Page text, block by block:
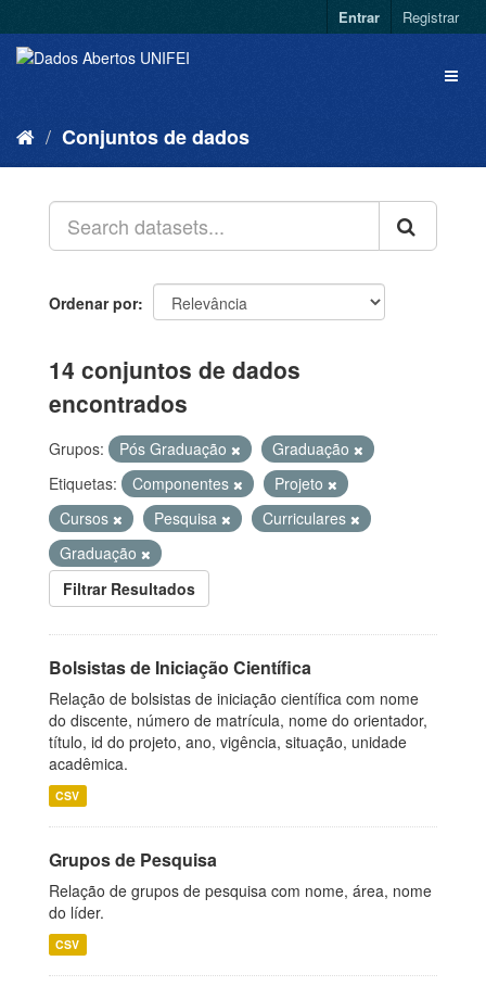
Entrar Registrar
Conjuntos de dados
Ordenar por
14 conjuntos de dados
encontrados
Grupos: Pós Graduação
Graduação
Etiquetas:
Componentes
Projeto
Cursos
Pesquisa
Curriculares
Graduação
Filtrar Resultados
Bolsistas de Iniciação Científica
Relação de bolsistas de iniciação científica com nome
do discente, número de matrícula, nome do orientador,
título, id do projeto, ano, vigência, situação, unidade
acadêmica.
CSV
Grupos de Pesquisa
Relação de grupos de pesquisa com nome, área, nome
do líder.
CSV